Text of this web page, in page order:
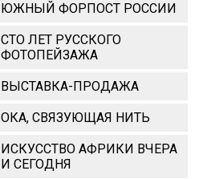
ЮЖНЫЙ ФОРПОСТ РОССИИ
СТО ЛЕТ РУССКОГО
ФОТОПЕЙЗАЖА
ВЫСТАВКА-ПРОДАЖА
ОКА, СВЯЗУЮЩАЯ НИТЬ
ИСКУССТВО АФРИКИ ВЧЕРА
И СЕГОДНЯ